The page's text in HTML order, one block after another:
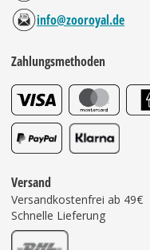
info@zooroyal.de
Zahlungsmethoden
Versand
Versandkostenfrei ab 49€
Schnelle Lieferung